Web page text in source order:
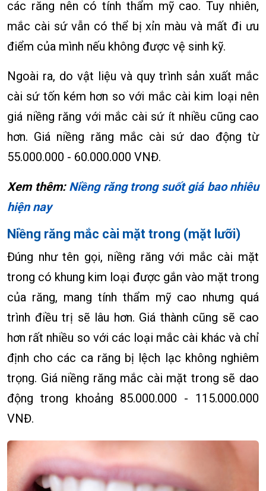
các răng nên có tính thẩm mỹ cao. Tuy nhiên,
mắc cài sứ vẫn có thể bị xỉn màu và mất đi ưu
điểm của mình nếu không được vệ sinh kỹ.
Ngoài ra, do vật liệu và quy trình sản xuất mắc
cài sứ tốn kém hơn so với mắc cài kim loại nên
giá niềng răng với mắc cài sứ ít nhiều cũng cao
hơn. Giá niềng răng mắc cài sứ dao động từ
55.000.000 - 60.000.000 VNĐ.
Xem thêm: Niềng răng trong suốt giá bao nhiêu
hiện nay
Niềng răng mắc cài mặt trong (mặt lưỡi)
Đúng như tên gọi, niềng răng với mắc cài mặt
trong có khung kim loại được gắn vào mặt trong
của răng, mang tính thẩm mỹ cao nhưng quá
trình điều trị sẽ lâu hơn. Giá thành cũng sẽ cao
hơn rất nhiều so với các loại mắc cài khác và chỉ
định cho các ca răng bị lệch lạc không nghiêm
trọng. Giá niềng răng mắc cài mặt trong sẽ dao
động trong khoảng 85.000.000 - 115.000.000
VNĐ.